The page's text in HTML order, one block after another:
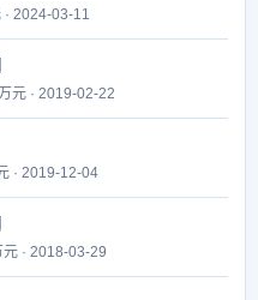
2024-03-11
元 · 2019-02-22
· 2019-12-04
· 2018-03-29